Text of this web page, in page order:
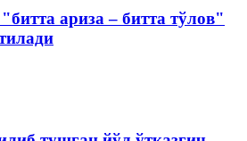
ариза – битта тўлов"